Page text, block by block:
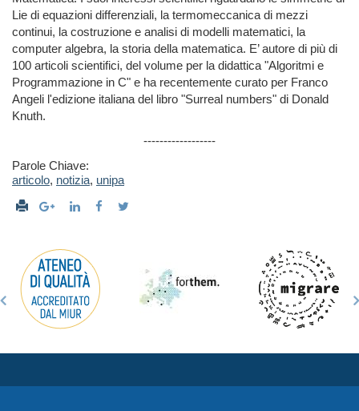
Lie di equazioni differenziali, la termomeccanica di mezzi
continui, la costruzione e analisi di modelli matematici, la
computer algebra, la storia della matematica. E’ autore di più di
100 articoli scientifici, del volume per la didattica "Algoritmi e
Programmazione in C" e ha recentemente curato per Franco
Angeli l'edizione italiana del libro "Surreal numbers" di Donald
Knuth.
------------------
Parole Chiave:
articolo, notizia, unipa